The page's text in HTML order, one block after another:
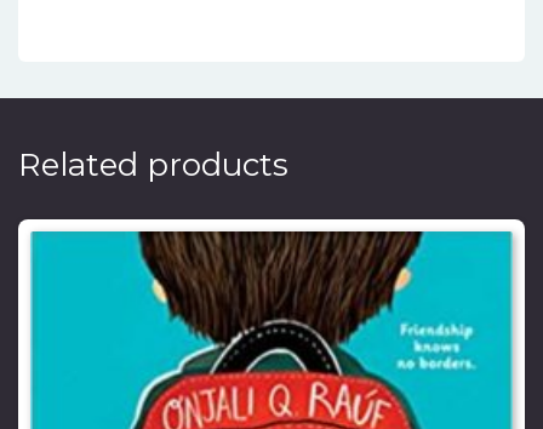
Related products